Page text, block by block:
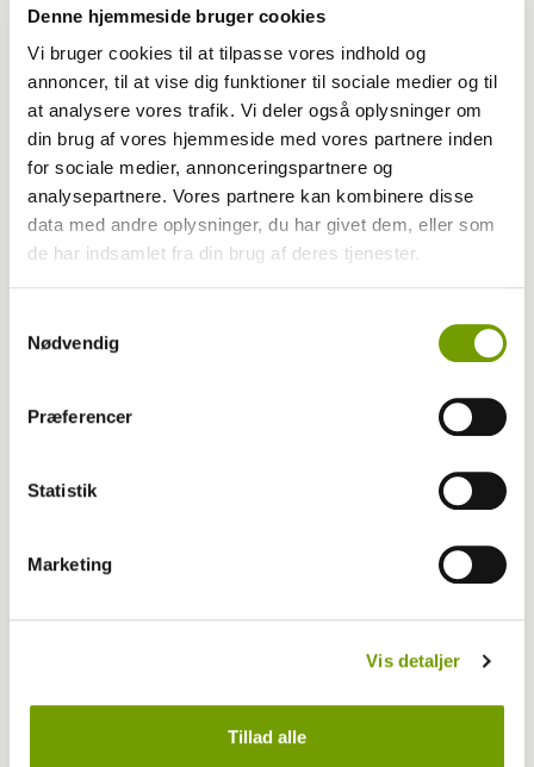
Denne hjemmeside bruger cookies
Vi bruger cookies til at tilpasse vores indhold og
annoncer, til at vise dig funktioner til sociale medier og til
at analysere vores trafik. Vi deler også oplysninger om
din brug af vores hjemmeside med vores partnere inden
for sociale medier, annonceringspartnere og
analysepartnere. Vores partnere kan kombinere disse
data med andre oplysninger, du har givet dem, eller som
de har indsamlet fra din brug af deres tjenester.
Nødvendig
Præferencer
Statistik
Marketing
Vis detaljer
Tillad alle